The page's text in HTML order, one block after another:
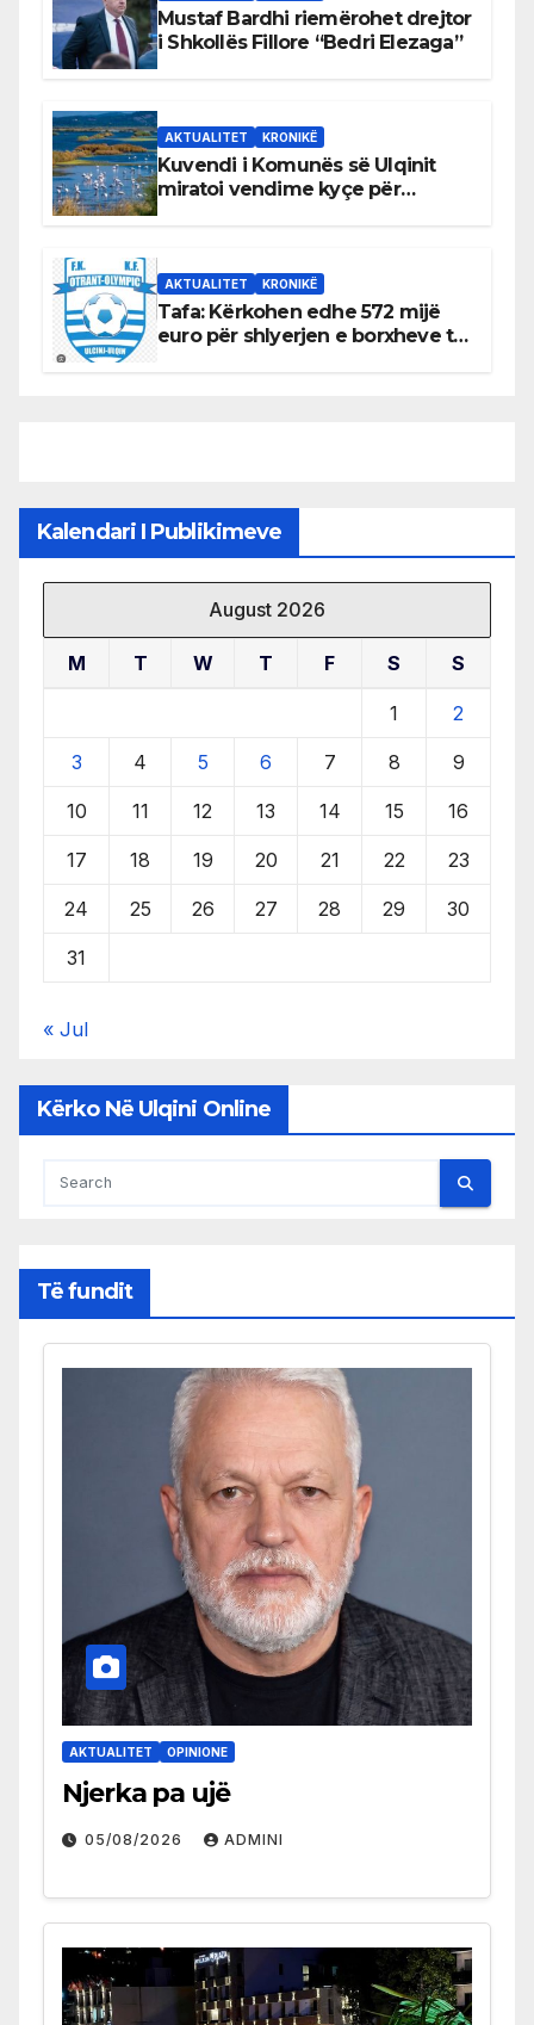
Mustaf Bardhi riemërohet drejtor
i Shkollës Fillore “Bedri Elezaga”
AKTUALITET KRONIKË
Kuvendi i Komunës së Ulqinit
miratoi vendime kyçe për
AKTUALITET KRONIKË
Tafa: Kërkohen edhe 572 mijë
euro për shlyerjen e borxheve të
Kalendari I Publikimeve
August 2026
M T W T F S S
1 2
3 4 5 6 7 8 9
10 11 12 13 14 15 16
17 18 19 20 21 22 23
24 25 26 27 28 29 30
31
« Jul
Kërko Në Ulqini Online
Të fundit
AKTUALITET OPINIONE
Njerka pa ujë
05/08/2026 ADMINI